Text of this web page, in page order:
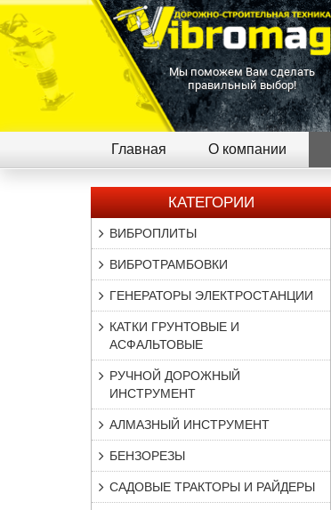
Мы поможем Вам сделать
правильный выбор!
Главная О компании
КАТЕГОРИИ
ВИБРОПЛИТЫ
ВИБРОТРАМБОВКИ
ГЕНЕРАТОРЫ ЭЛЕКТРОСТАНЦИИ
КАТКИ ГРУНТОВЫЕ И
АСФАЛЬТОВЫЕ
РУЧНОЙ ДОРОЖНЫЙ
ИНСТРУМЕНТ
АЛМАЗНЫЙ ИНСТРУМЕНТ
БЕНЗОРЕЗЫ
САДОВЫЕ ТРАКТОРЫ И РАЙДЕРЫ